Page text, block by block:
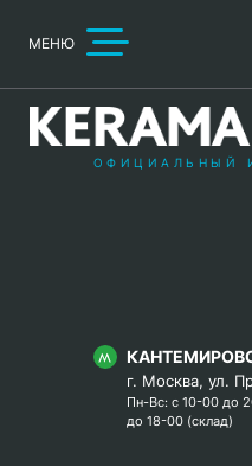
МЕНЮ
ОФИЦИАЛЬНЫЙ
г. Москва, ул.
Пн-Вс: с 10-00 до
до 18-00 (склад)